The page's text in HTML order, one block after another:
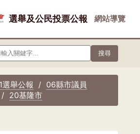
選舉及公民投票公報 網站導覽
搜尋
選舉公報
06縣市議員
20基隆市